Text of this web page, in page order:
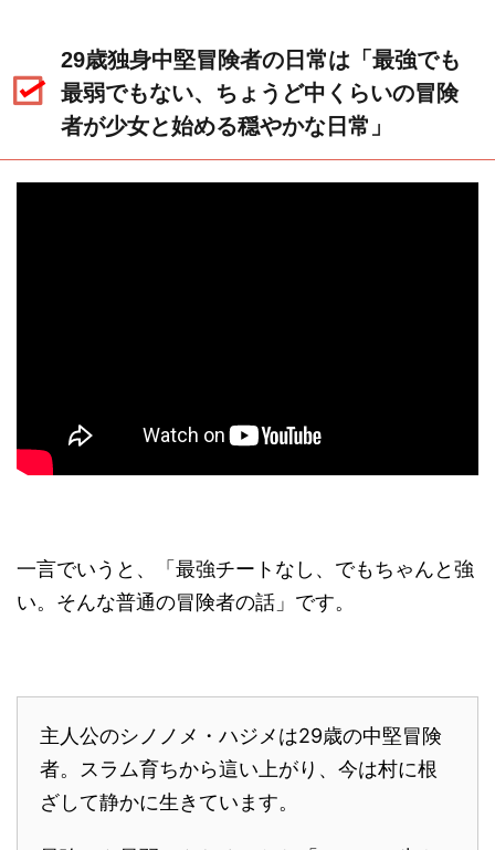
29歳独身中堅冒険者の日常は「最強でも
最弱でもない、ちょうど中くらいの冒険
者が少女と始める穏やかな日常」
一言でいうと、「最強チートなし、でもちゃんと強
い。そんな普通の冒険者の話」です。
主人公のシノノメ・ハジメは29歳の中堅冒険
者。スラム育ちから這い上がり、今は村に根
ざして静かに生きています。